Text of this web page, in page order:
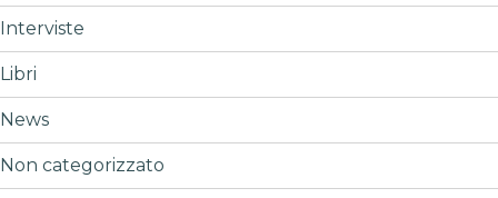
Interviste
Libri
News
Non categorizzato